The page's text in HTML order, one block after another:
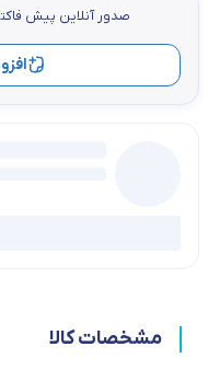
صدور آنلاین پيش
مشخصات کالا